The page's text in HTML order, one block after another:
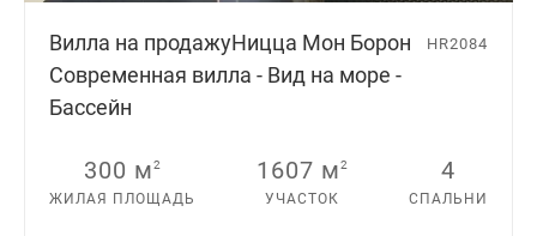
Вилла на продажуНицца Мон Борон
Cовременная вилла - Вид на море -
Бассейн
HR2084
300 м2
ЖИЛАЯ ПЛОЩАДЬ
1607 м2
УЧАСТОК
4
СПАЛЬНИ